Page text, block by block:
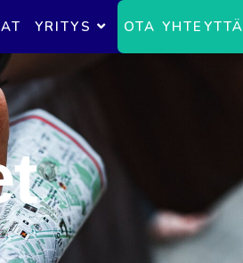
YRITYS OTA YHTEYTTÄ